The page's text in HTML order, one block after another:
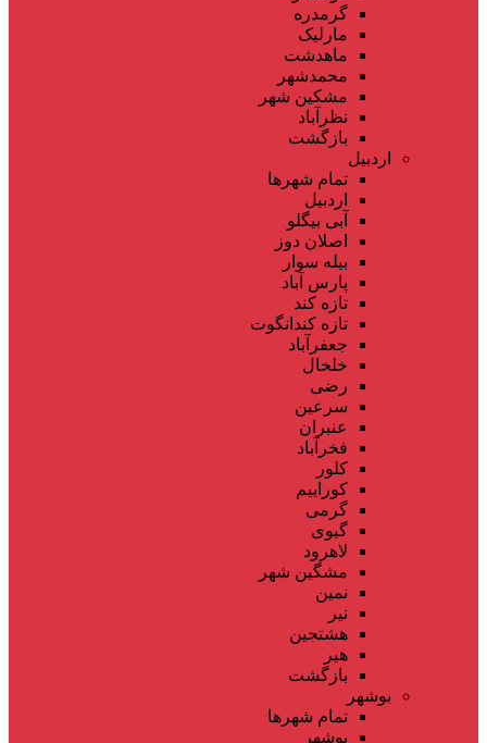
گرمدره
مارلیک
ماهدشت
محمدشهر
مشکین شهر
نظرآباد
بازگشت
اردبیل
تمام شهر‌ها
اردبیل
آبی بیگلو
اصلان دوز
بیله سوار
پارس آباد
تازه کند
تازه کندانگوت
جعفرآباد
خلخال
رضی
سرعین
عنبران
فخرآباد
کلور
کوراییم
گرمی
گیوی
لاهرود
مشگین شهر
نمین
نیر
هشتجین
هیر
بازگشت
بوشهر
تمام شهر‌ها
بوشهر